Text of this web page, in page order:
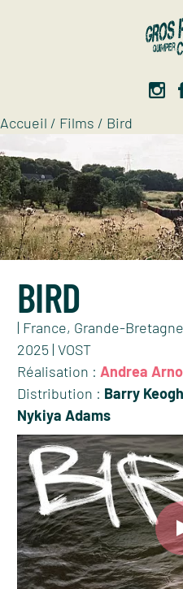
Accueil / Films / Bird
BIRD
| France, Grande-
2025 | VOST
Réalisation : Andrea
Distribution : Barry
Nykiya Adams